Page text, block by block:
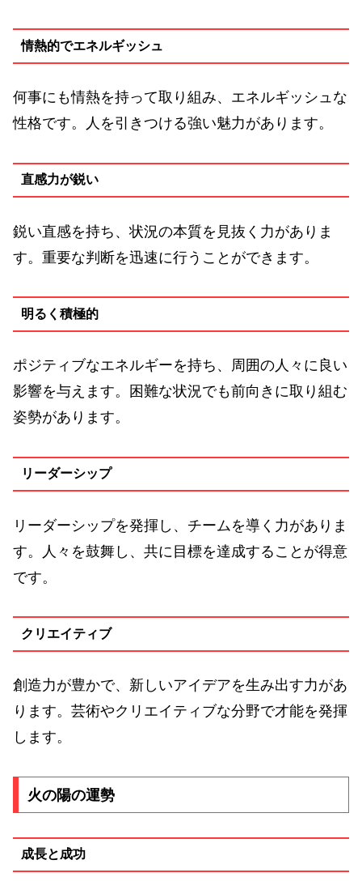
情熱的でエネルギッシュ
何事にも情熱を持って取り組み、エネルギッシュな
性格です。人を引きつける強い魅力があります。
直感力が鋭い
鋭い直感を持ち、状況の本質を見抜く力がありま
す。重要な判断を迅速に行うことができます。
明るく積極的
ポジティブなエネルギーを持ち、周囲の人々に良い
影響を与えます。困難な状況でも前向きに取り組む
姿勢があります。
リーダーシップ
リーダーシップを発揮し、チームを導く力がありま
す。人々を鼓舞し、共に目標を達成することが得意
です。
クリエイティブ
創造力が豊かで、新しいアイデアを生み出す力があ
ります。芸術やクリエイティブな分野で才能を発揮
します。
火の陽の運勢
成長と成功